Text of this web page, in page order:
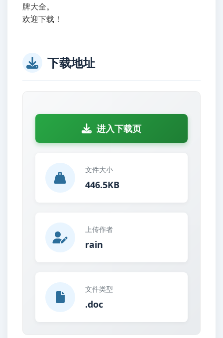
牌大全。
欢迎下载！
下载地址
进入下载页
文件大小
446.5KB
上传作者
rain
文件类型
.doc